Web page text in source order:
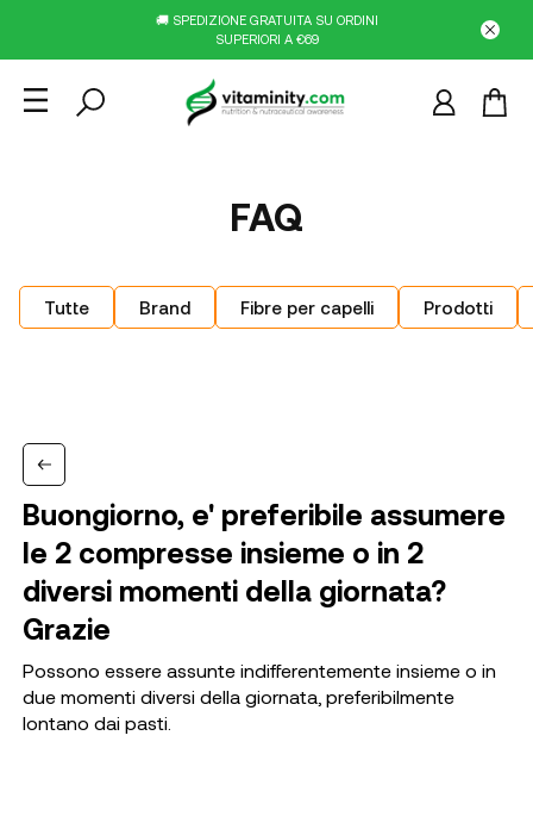
🚚 SPEDIZIONE GRATUITA SU ORDINI
SUPERIORI A €69
FAQ
Tutte Brand Fibre per capelli Prodotti
Buongiorno, e' preferibile assumere
le 2 compresse insieme o in 2
diversi momenti della giornata?
Grazie
Possono essere assunte indifferentemente insieme o in
due momenti diversi della giornata, preferibilmente
lontano dai pasti.